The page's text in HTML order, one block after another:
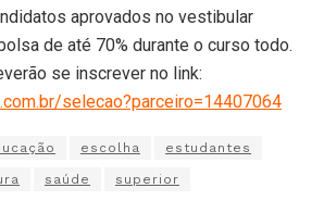
aprovados no vestibular
de até 70% durante o curso todo.
se inscrever no link:
selecao?parceiro=14407064
escolha estudantes
saúde superior